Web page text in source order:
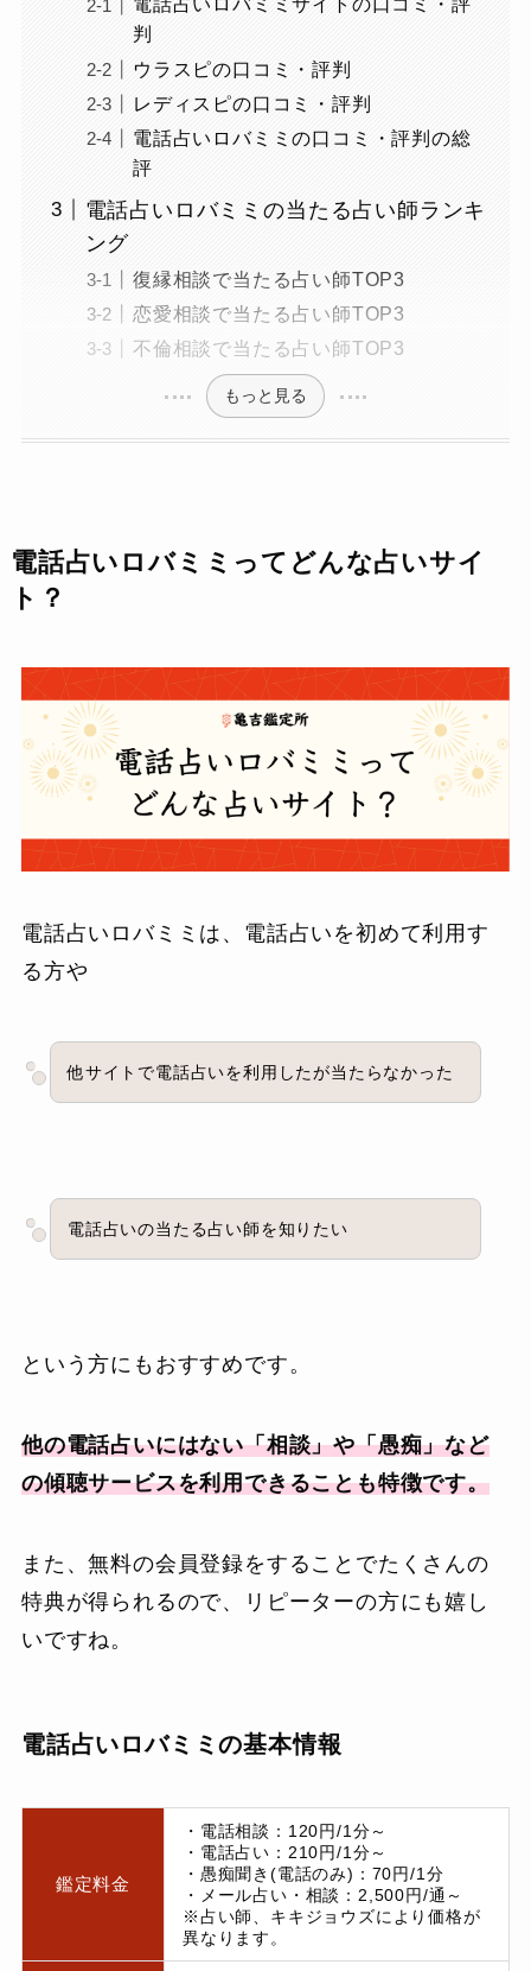
判
ウラスピの口コミ・評判
レディスピの口コミ・評判
電話占いロバミミの口コミ・評判の総
評
電話占いロバミミの当たる占い師ランキ
ング
復縁相談で当たる占い師TOP3
恋愛相談で当たる占い師TOP3
不倫相談で当たる占い師TOP3
もっと見る
電話占いロバミミってどんな占いサイ
ト？
電話占いロバミミは、電話占いを初めて利用す
る方や
他サイトで電話占いを利用したが当たらなかった
電話占いの当たる占い師を知りたい
という方にもおすすめです。
他の電話占いにはない「相談」や「愚痴」など
の傾聴サービスを利用できることも特徴です。
また、無料の会員登録をすることでたくさんの
特典が得られるので、リピーターの方にも嬉し
いですね。
電話占いロバミミの基本情報
鑑定料金
・電話相談：120円/1分～
・電話占い：210円/1分～
・愚痴聞き(電話のみ)：70円/1分
・メール占い・相談：2,500円/通～
※占い師、キキジョウズにより価格が
異なります。